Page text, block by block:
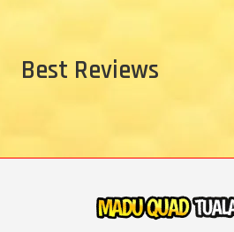
Best Reviews